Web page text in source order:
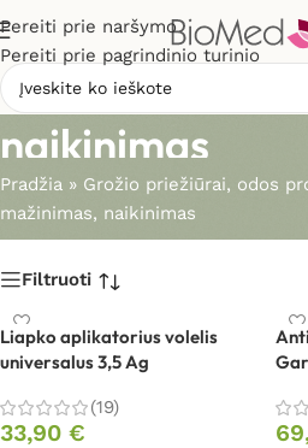
Pereiti prie naršymo
Pereiti prie pagrindinio turinio
Celiulito
naikinimas
Pradžia » Grožio priežiūrai, odos
mažinimas, naikinimas
Filtruoti
Liapko aplikatorius volelis
universalus 3,5 Ag
(19)
33,90 €